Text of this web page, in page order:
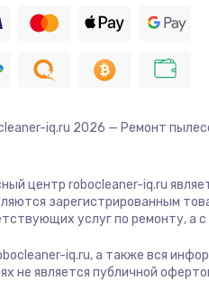
iq.ru 2026 — Ремонт
центр robocleaner-iq.ru
зарегистрированным
услуг по ремонту, а
iq.ru, а также вся
не является публичной